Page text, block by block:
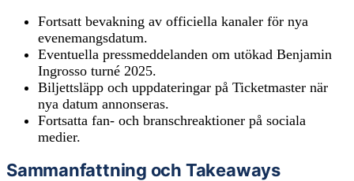
Fortsatt bevakning av officiella kanaler för nya
evenemangsdatum.
Eventuella pressmeddelanden om utökad Benjamin
Ingrosso turné 2025.
Biljettsläpp och uppdateringar på Ticketmaster när
nya datum annonseras.
Fortsatta fan- och branschreaktioner på sociala
medier.
Sammanfattning och Takeaways